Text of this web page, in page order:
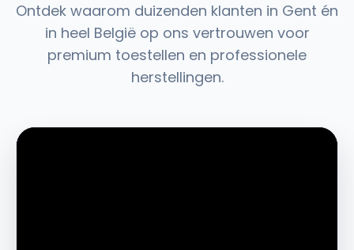
Ontdek waarom duizenden klanten in Gent én
in heel België op ons vertrouwen voor
premium toestellen en professionele
herstellingen.